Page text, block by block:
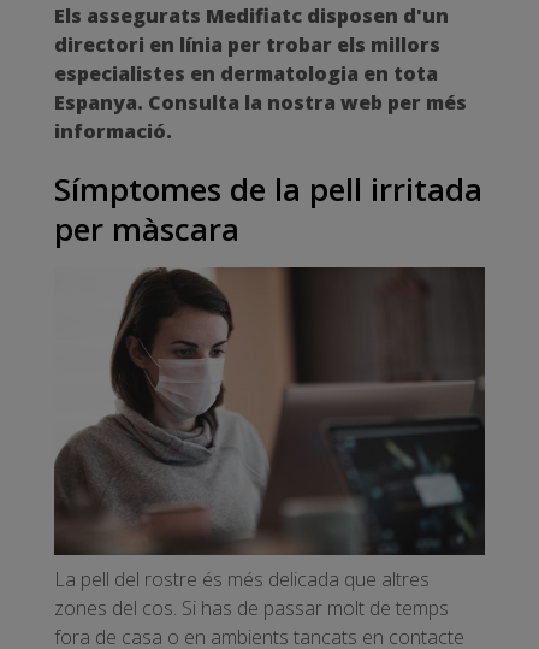
Els assegurats Medifiatc disposen d'un
directori en línia per trobar els millors
especialistes en dermatologia en tota
Espanya. Consulta la nostra web per més
informació.
Símptomes de la pell irritada
per màscara
La pell del rostre és més delicada que altres
zones del cos. Si has de passar molt de temps
fora de casa o en ambients tancats en contacte